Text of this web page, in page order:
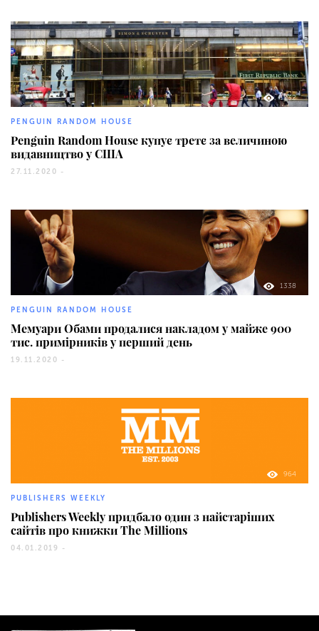
1232
PENGUIN RANDOM HOUSE
Penguin Random House купує третє за величиною
видавництво у США
27.11.2020 -
1338
PENGUIN RANDOM HOUSE
Мемуари Обами продалися накладом у майже 900
тис. примірників у перший день
19.11.2020 -
964
PUBLISHERS WEEKLY
Publishers Weekly придбало один з найстаріших
сайтів про книжки The Millions
04.01.2019 -